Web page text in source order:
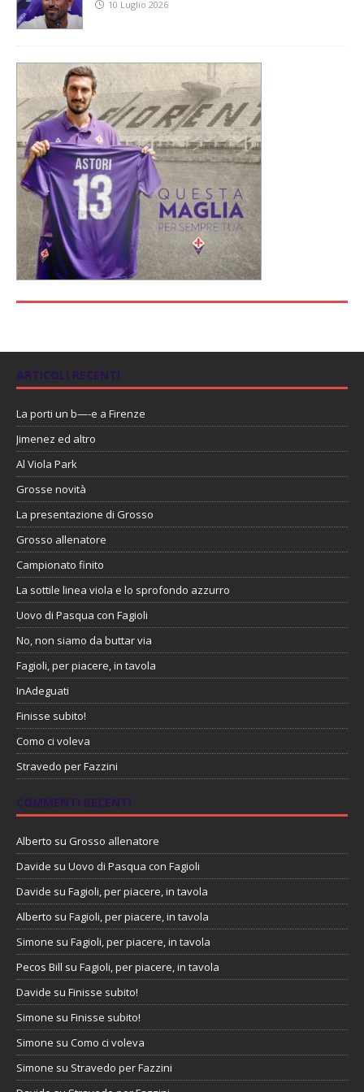
10 Luglio 2026
ARTICOLI RECENTI
La porti un b—-e a Firenze
Jimenez ed altro
Al Viola Park
Grosse novità
La presentazione di Grosso
Grosso allenatore
Campionato finito
La sottile linea viola e lo sprofondo azzurro
Uovo di Pasqua con Fagioli
No, non siamo da buttar via
Fagioli, per piacere, in tavola
InAdeguati
Finisse subito!
Como ci voleva
Stravedo per Fazzini
COMMENTI RECENTI
Alberto su Grosso allenatore
Davide su Uovo di Pasqua con Fagioli
Davide su Fagioli, per piacere, in tavola
Alberto su Fagioli, per piacere, in tavola
Simone su Fagioli, per piacere, in tavola
Pecos Bill su Fagioli, per piacere, in tavola
Davide su Finisse subito!
Simone su Finisse subito!
Simone su Como ci voleva
Simone su Stravedo per Fazzini